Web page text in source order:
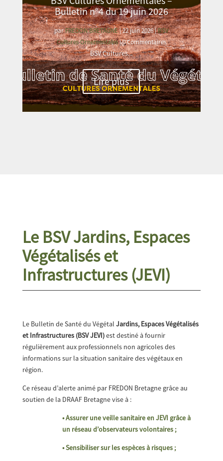
Bulletin n°4 du 19 juin 2026
parFREDON BRETAGNE|22 juin 2026|BSV
Cultures Ornementales| 0 Commentaires
BSV Cultures...
Lire plus
Le BSV Jardins, Espaces
Végétalisés et
Infrastructures (JEVI)
Le Bulletin de Santé du Végétal Jardins, Espaces Végétalisés
et Infrastructures (BSV JEVI)est destiné à fournir
régulièrement aux professionnels non agricoles des
informations sur la situation sanitaire des végétaux en
région.
Ce réseau d’alerte animé par FREDON Bretagne grâce au
soutien de la DRAAF Bretagne vise à :
• Assurer une veille sanitaire en JEVI grâce à
un réseau d’observateurs volontaires ;
• Sensibiliser sur les espèces à risques ;